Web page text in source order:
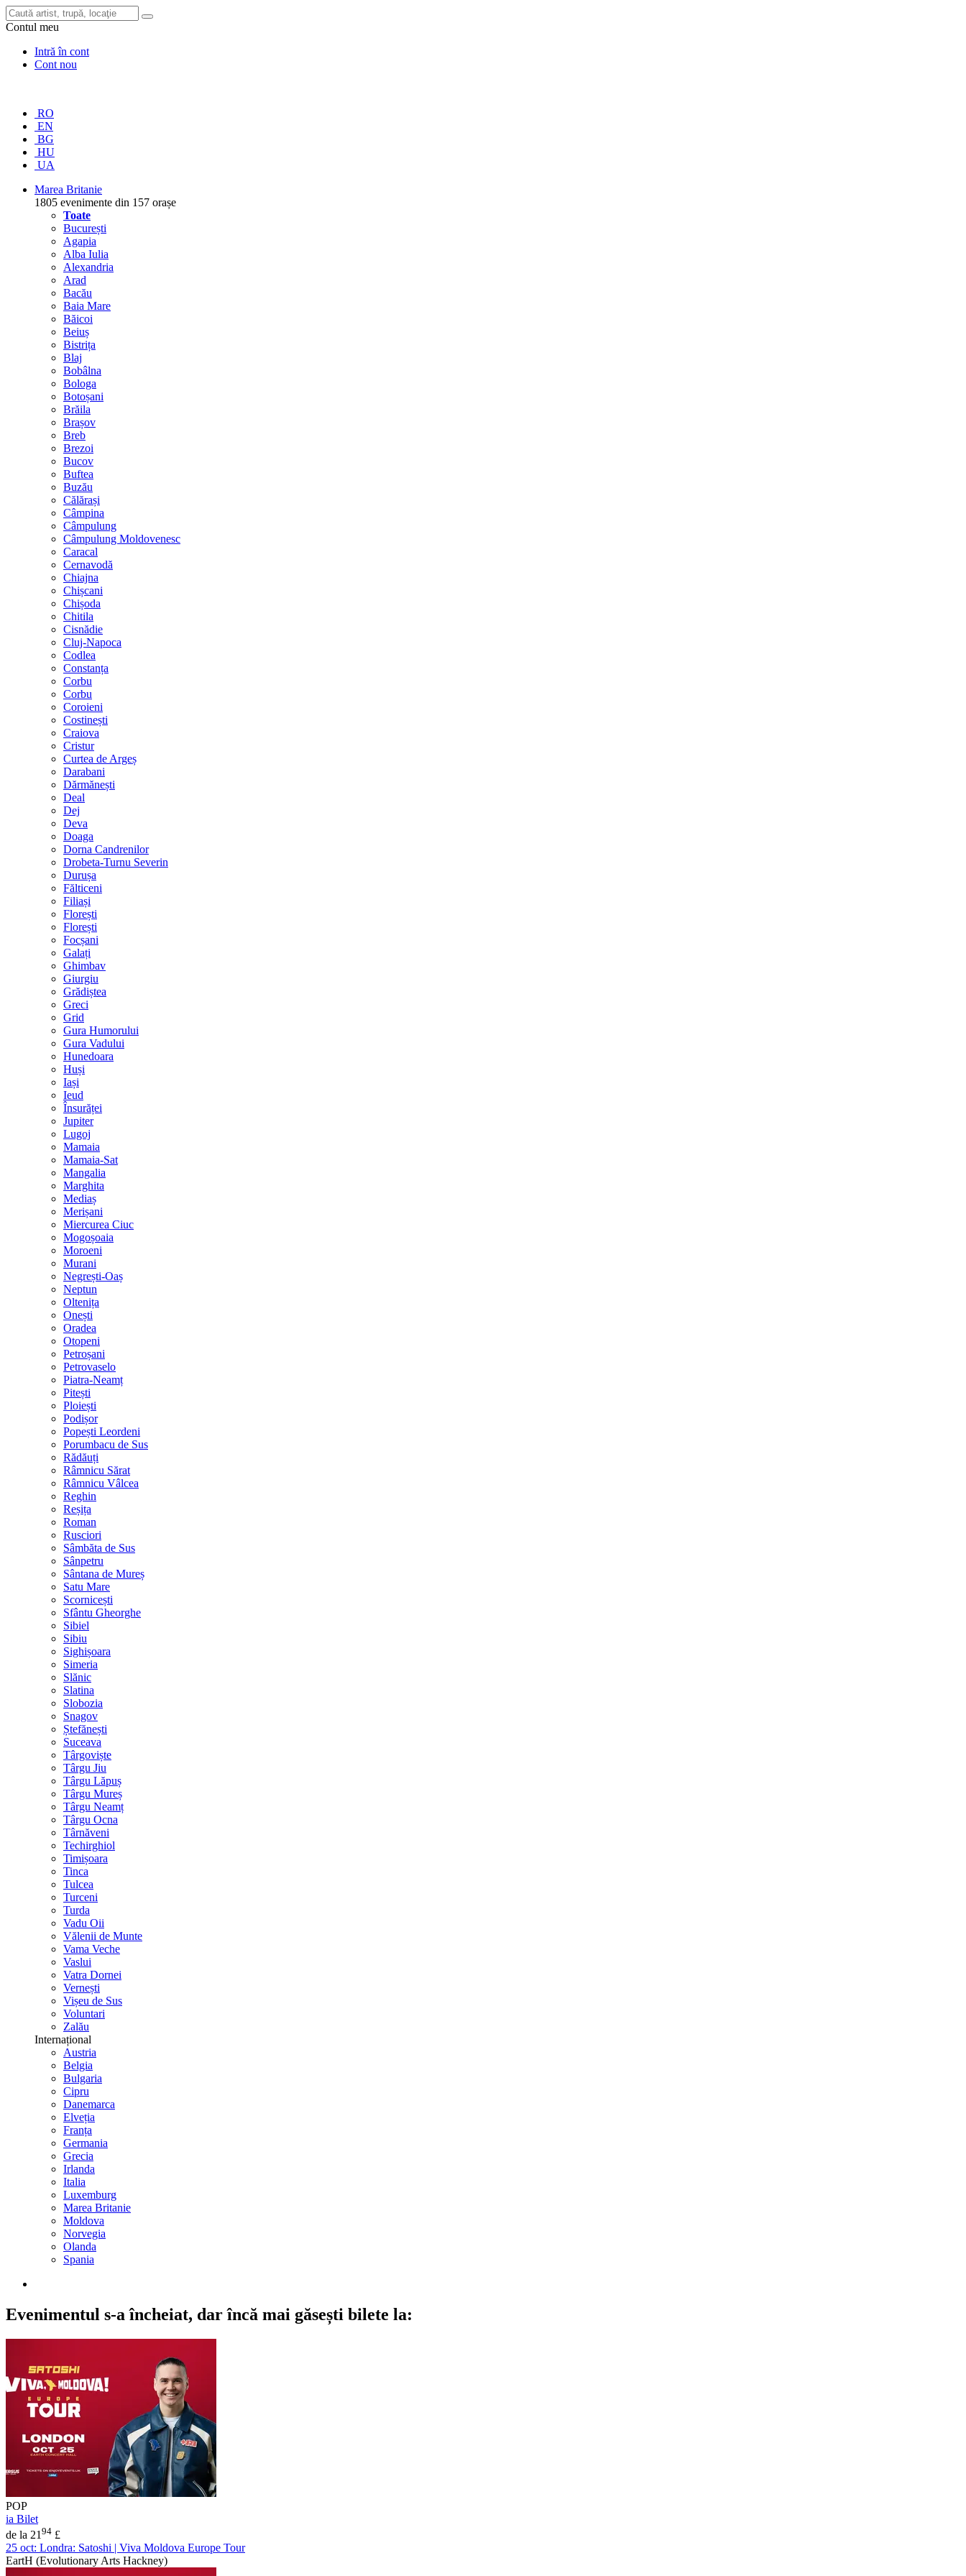
Contul meu
Intră în cont
Cont nou
RO
EN
BG
HU
UA
Marea Britanie
1805 evenimente din 157 orașe
Toate
București
Agapia
Alba Iulia
Alexandria
Arad
Bacău
Baia Mare
Băicoi
Beiuș
Bistrița
Blaj
Bobâlna
Bologa
Botoșani
Brăila
Brașov
Breb
Brezoi
Bucov
Buftea
Buzău
Călărași
Câmpina
Câmpulung
Câmpulung Moldovenesc
Caracal
Cernavodă
Chiajna
Chișcani
Chișoda
Chitila
Cisnădie
Cluj-Napoca
Codlea
Constanța
Corbu
Corbu
Coroieni
Costinești
Craiova
Cristur
Curtea de Argeș
Darabani
Dărmănești
Deal
Dej
Deva
Doaga
Dorna Candrenilor
Drobeta-Turnu Severin
Durușa
Fălticeni
Filiași
Florești
Florești
Focșani
Galați
Ghimbav
Giurgiu
Grădiștea
Greci
Grid
Gura Humorului
Gura Vadului
Hunedoara
Huși
Iași
Ieud
Însurăței
Jupiter
Lugoj
Mamaia
Mamaia-Sat
Mangalia
Marghita
Mediaș
Merișani
Miercurea Ciuc
Mogoșoaia
Moroeni
Murani
Negrești-Oaș
Neptun
Oltenița
Onești
Oradea
Otopeni
Petroșani
Petrovaselo
Piatra-Neamț
Pitești
Ploiești
Podișor
Popești Leordeni
Porumbacu de Sus
Rădăuți
Râmnicu Sărat
Râmnicu Vâlcea
Reghin
Reșița
Roman
Rusciori
Sâmbăta de Sus
Sânpetru
Sântana de Mureș
Satu Mare
Scornicești
Sfântu Gheorghe
Sibiel
Sibiu
Sighișoara
Simeria
Slănic
Slatina
Slobozia
Snagov
Ștefănești
Suceava
Târgoviște
Târgu Jiu
Târgu Lăpuș
Târgu Mureș
Târgu Neamț
Târgu Ocna
Târnăveni
Techirghiol
Timișoara
Tinca
Tulcea
Turceni
Turda
Vadu Oii
Vălenii de Munte
Vama Veche
Vaslui
Vatra Dornei
Vernești
Vișeu de Sus
Voluntari
Zalău
Internațional
Austria
Belgia
Bulgaria
Cipru
Danemarca
Elveția
Franța
Germania
Grecia
Irlanda
Italia
Luxemburg
Marea Britanie
Moldova
Norvegia
Olanda
Spania
Evenimentul s-a încheiat, dar încă mai găsești bilete la:
POP
ia Bilet
de la 21 94 £
25 oct: Londra: Satoshi | Viva Moldova Europe Tour
EartH (Evolutionary Arts Hackney)